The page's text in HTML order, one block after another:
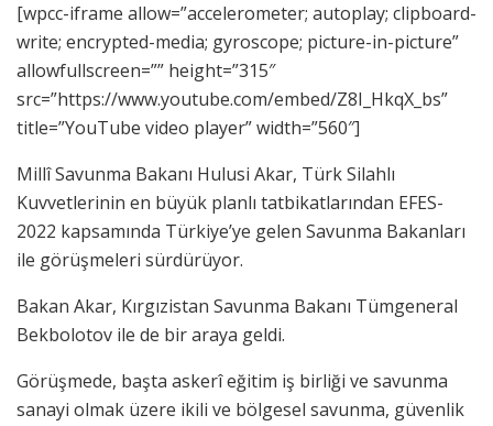
[wpcc-iframe allow=”accelerometer; autoplay; clipboard-
write; encrypted-media; gyroscope; picture-in-picture”
allowfullscreen=”” height=”315″
src=”https://www.youtube.com/embed/Z8I_HkqX_bs”
title=”YouTube video player” width=”560″]
Millî Savunma Bakanı Hulusi Akar, Türk Silahlı
Kuvvetlerinin en büyük planlı tatbikatlarından EFES-
2022 kapsamında Türkiye’ye gelen Savunma Bakanları
ile görüşmeleri sürdürüyor.
Bakan Akar, Kırgızistan Savunma Bakanı Tümgeneral
Bekbolotov ile de bir araya geldi.
Görüşmede, başta askerî eğitim iş birliği ve savunma
sanayi olmak üzere ikili ve bölgesel savunma, güvenlik